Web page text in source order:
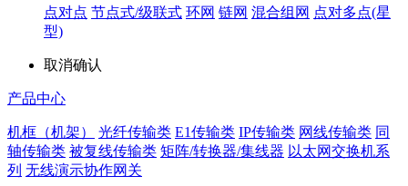
点对点 节点式/级联式 环网 链网 混合组网 点对多点(星
型)
取消确认
产品中心
机框（机架） 光纤传输类 E1传输类 IP传输类 网线传输类 同
轴传输类 被复线传输类 矩阵/转换器/集线器 以太网交换机系
列 无线演示协作网关